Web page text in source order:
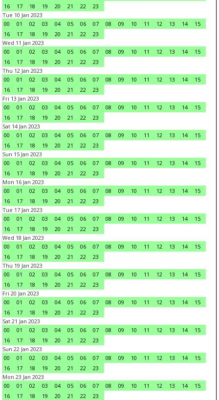
16 17 18 19 20 21 22
23
Tue 10 Jan 2023
00
01 02 03 04 05 06 07 08 09 10 11 12 13 14
15
16
17 18 19 20 21 22
23
Wed 11 Jan 2023
00
01 02 03 04 05 06 07 08 09 10 11 12 13 14
15
16
17 18 19 20 21 22
23
Thu 12 Jan 2023
00
01 02 03 04 05 06 07 08 09 10 11 12 13 14
15
16
17 18 19 20 21 22
23
Fri 13 Jan 2023
00
01 02 03 04 05 06 07 08 09 10 11 12 13 14
15
16
17 18 19 20 21 22
23
Sat 14 Jan 2023
00
01 02 03 04 05 06 07 08 09 10 11 12 13 14
15
16
17 18 19 20 21 22
23
Sun 15 Jan 2023
00
01 02 03 04 05 06 07 08 09 10 11 12 13 14
15
16
17 18 19 20 21 22
23
Mon 16 Jan 2023
00
01 02 03 04 05 06 07 08 09 10 11 12 13 14
15
16
17 18 19 20 21 22
23
Tue 17 Jan 2023
00
01 02 03 04 05 06 07 08 09 10 11 12 13 14
15
16
17 18 19 20 21 22
23
Wed 18 Jan 2023
00
01 02 03 04 05 06 07 08 09 10 11 12 13 14
15
16
17 18 19 20 21 22
23
Thu 19 Jan 2023
00
01 02 03 04 05 06 07 08 09 10 11 12 13 14
15
16
17 18 19 20 21 22
23
Fri 20 Jan 2023
00
01 02 03 04 05 06 07 08 09 10 11 12 13 14
15
16
17 18 19 20 21 22
23
Sat 21 Jan 2023
00
01 02 03 04 05 06 07 08 09 10 11 12 13 14
15
16
17 18 19 20 21 22
23
Sun 22 Jan 2023
00
01 02 03 04 05 06 07 08 09 10 11 12 13 14
15
16
17 18 19 20 21 22
23
Mon 23 Jan 2023
00
01 02 03 04 05 06 07 08 09 10 11 12 13 14
15
16
17 18 19 20 21 22
23